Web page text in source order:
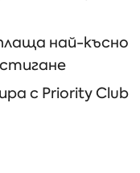
най-късно
с Priority Club